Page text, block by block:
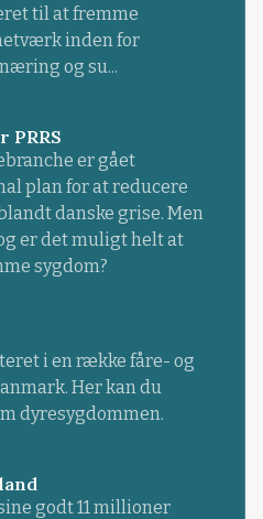
til at fremme
inden for
og su...
PRRS
er gået
plan for at reducere
danske grise. Men
er det muligt helt at
sygdom?
i en række fåre- og
Her kan du
dyresygdommen.
godt 11 millioner